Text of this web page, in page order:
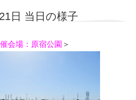
日 当日の様子
会場：原宿公園 ＞